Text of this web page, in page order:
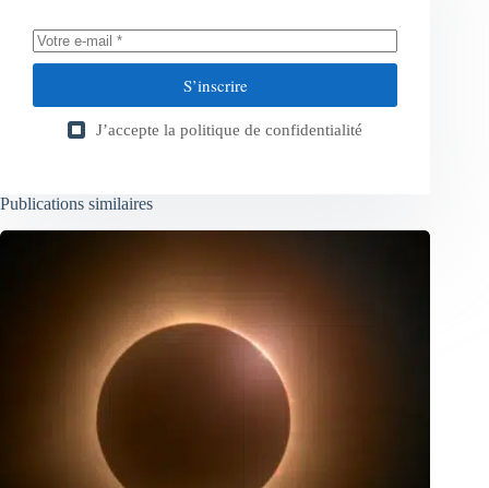
S’inscrire
J’accepte la politique de confidentialité
Publications similaires